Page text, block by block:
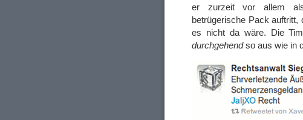
er zurzeit vor allem
betrügerische Pack
es nicht da wäre. Die
durchgehendso aus wie in